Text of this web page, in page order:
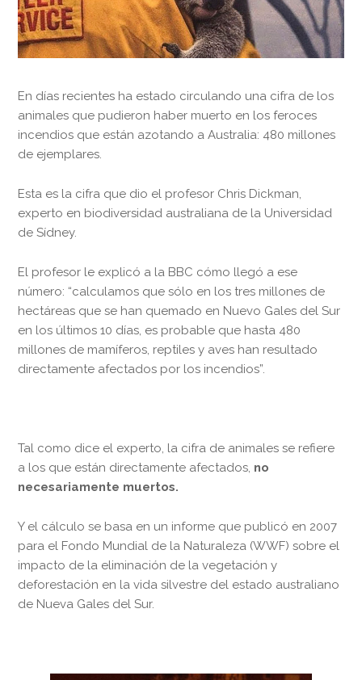
En días recientes ha estado circulando una cifra de los
animales que pudieron haber muerto en los feroces
incendios que están azotando a Australia: 480 millones
de ejemplares.
Esta es la cifra que dio el profesor Chris Dickman,
experto en biodiversidad australiana de la Universidad
de Sídney.
El profesor le explicó a la BBC cómo llegó a ese
número: “calculamos que sólo en los tres millones de
hectáreas que se han quemado en Nuevo Gales del Sur
en los últimos 10 días, es probable que hasta 480
millones de mamíferos, reptiles y aves han resultado
directamente afectados por los incendios”.
Tal como dice el experto, la cifra de animales se refiere
a los que están directamente afectados, no
necesariamente muertos.
Y el cálculo se basa en un informe que publicó en 2007
para el Fondo Mundial de la Naturaleza (WWF) sobre el
impacto de la eliminación de la vegetación y
deforestación en la vida silvestre del estado australiano
de Nueva Gales del Sur.